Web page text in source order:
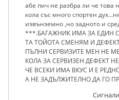
абе пич не разбра ли че това
кола със много спортен
извънземно ,но задното и
***.БАГАЖНИК ИМА ЗА ЕДИН
ТА ТОЙОТА СМЕНЯМ И
ПЪЛНИ СЕРВИЗИТЕ МЕН НЕ
КОЛА ЗА СЕРВИЗЕН ДЕФЕКТ
ЧЕ ВСЕКИ ИМА ВКУС И Е
А НЕ ЗАДЪЛЖИТЕЛНО ДА ГО